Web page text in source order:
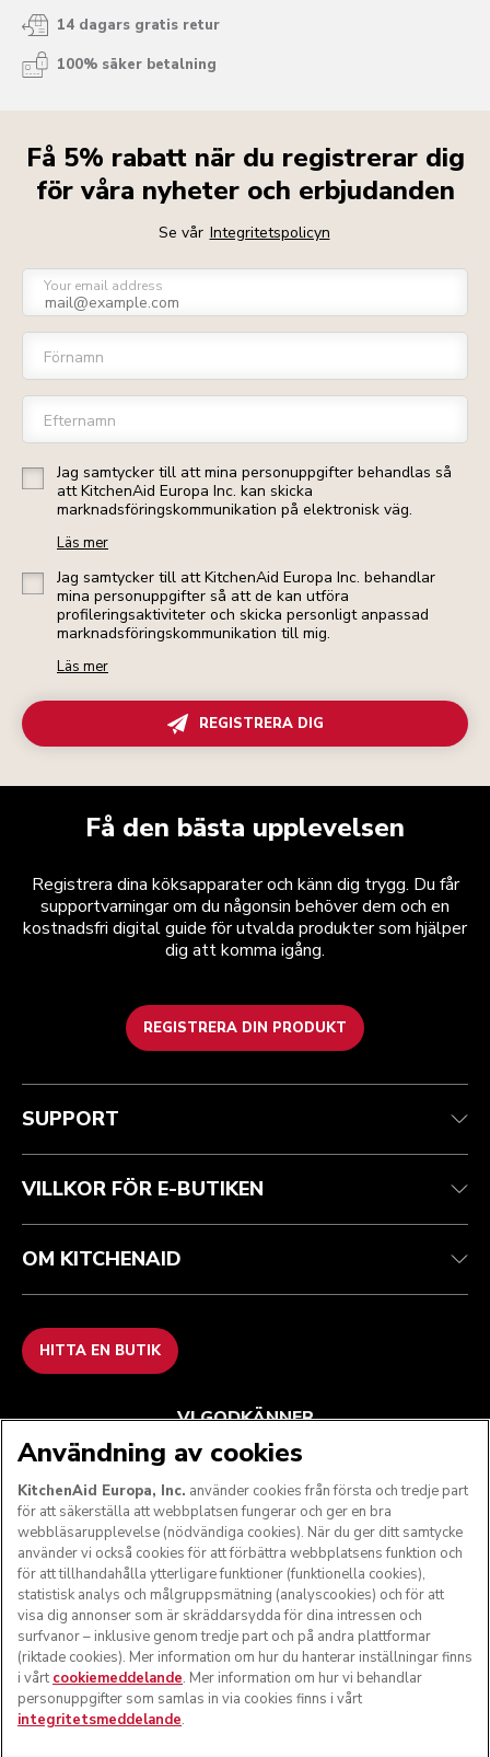
14 dagars gratis retur
100% säker betalning
Få 5% rabatt när du registrerar dig
för våra nyheter och erbjudanden
Se vår Integritetspolicyn
Your email address
Förnamn
Efternamn
Jag samtycker till att mina personuppgifter behandlas så
att KitchenAid Europa Inc. kan skicka
marknadsföringskommunikation på elektronisk väg.
Läs mer
Jag samtycker till att KitchenAid Europa Inc. behandlar
mina personuppgifter så att de kan utföra
profileringsaktiviteter och skicka personligt anpassad
marknadsföringskommunikation till mig.
Läs mer
REGISTRERA DIG
Få den bästa upplevelsen
Registrera dina köksapparater och känn dig trygg. Du får
supportvarningar om du någonsin behöver dem och en
kostnadsfri digital guide för utvalda produkter som hjälper
dig att komma igång.
REGISTRERA DIN PRODUKT
Health Check
Spåra din beställning
Garanti och dokument
Vanliga frågor
Regler och villkor
Returer och återbetalningar
Imprint
ODR
Varumärket
Hitta en butik
SUPPORT
VILLKOR FÖR E-BUTIKEN
OM KITCHENAID
HITTA EN BUTIK
VI GODKÄNNER
FÖLJ OSS
Användning av cookies
KitchenAid Europa, Inc. använder cookies från första och tredje part
för att säkerställa att webbplatsen fungerar och ger en bra
webbläsarupplevelse (nödvändiga cookies). När du ger ditt samtycke
använder vi också cookies för att förbättra webbplatsens funktion och
för att tillhandahålla ytterligare funktioner (funktionella cookies),
statistisk analys och målgruppsmätning (analyscookies) och för att
visa dig annonser som är skräddarsydda för dina intressen och
surfvanor – inklusive genom tredje part och på andra plattformar
(riktade cookies). Mer information om hur du hanterar inställningar finns
i vårt cookiemeddelande. Mer information om hur vi behandlar
personuppgifter som samlas in via cookies finns i vårt
integritetsmeddelande.